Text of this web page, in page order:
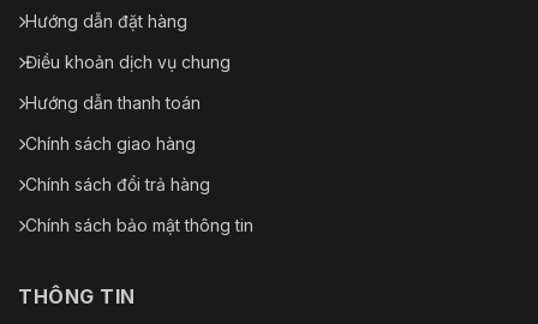
Hướng dẫn đặt hàng
Điều khoản dịch vụ chung
Hướng dẫn thanh toán
Chính sách giao hàng
Chính sách đổi trả hàng
Chính sách bảo mật thông tin
THÔNG TIN